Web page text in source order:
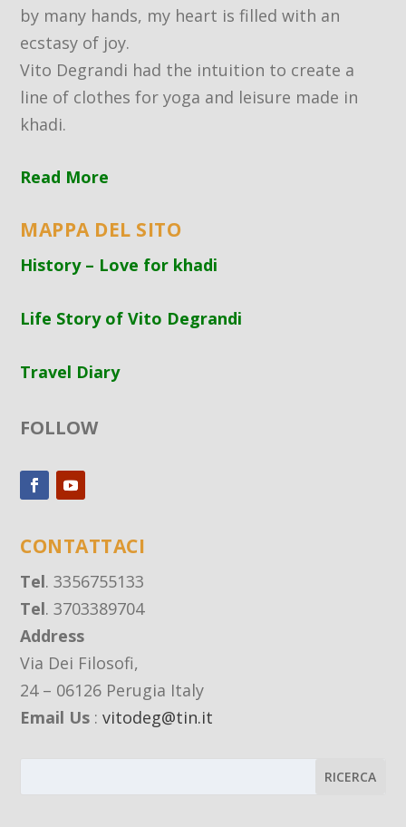
by many hands, my heart is filled with an
ecstasy of joy.
Vito Degrandi had the intuition to create a
line of clothes for yoga and leisure made in
khadi.
Read More
MAPPA DEL SITO
History – Love for khadi
Life Story of Vito Degrandi
Travel Diary
FOLLOW
CONTATTACI
Tel. 3356755133
Tel. 3703389704
Address
Via Dei Filosofi,
24 – 06126 Perugia Italy
Email Us :vitodeg@tin.it